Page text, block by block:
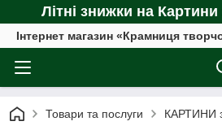
Літні знижки на
Інтернет магазин «Крамниця
Товари та послуги КАРТИНИ